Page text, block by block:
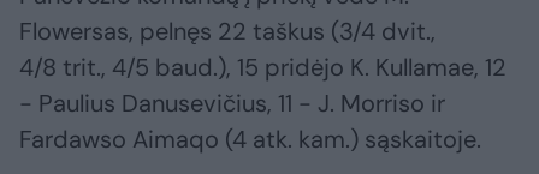
Flowersas, pelnęs 22 taškus (3/4 dvit.,
4/8 trit., 4/5 baud.), 15 pridėjo K. Kullamae, 12
- Paulius Danusevičius, 11 - J. Morriso ir
Fardawso Aimaqo (4 atk. kam.) sąskaitoje.